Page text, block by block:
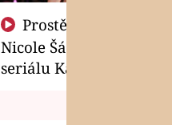
Nicole Šáchová získala
seriálu Kamarádi